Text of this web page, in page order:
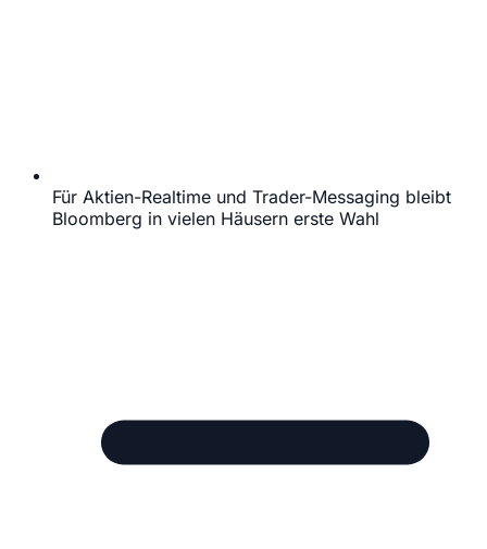
Für Aktien-Realtime und Trader-Messaging bleibt
Bloomberg in vielen Häusern erste Wahl